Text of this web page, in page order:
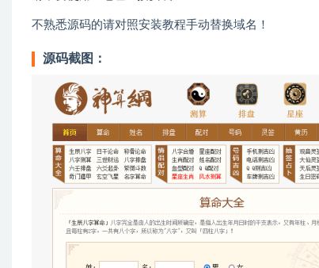
不熟悉源码的请对照安装教程手动替换域名！
源码截图：